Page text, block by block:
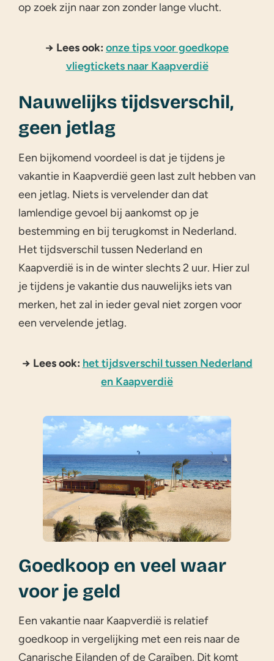
op zoek zijn naar zon zonder lange vlucht.
→ Lees ook: onze tips voor goedkope
vliegtickets naar Kaapverdië
Nauwelijks tijdsverschil,
geen jetlag
Een bijkomend voordeel is dat je tijdens je
vakantie in Kaapverdië geen last zult hebben van
een jetlag. Niets is vervelender dan dat
lamlendige gevoel bij aankomst op je
bestemming en bij terugkomst in Nederland.
Het tijdsverschil tussen Nederland en
Kaapverdië is in de winter slechts 2 uur. Hier zul
je tijdens je vakantie dus nauwelijks iets van
merken, het zal in ieder geval niet zorgen voor
een vervelende jetlag.
→ Lees ook: het tijdsverschil tussen Nederland
en Kaapverdië
Goedkoop en veel waar
voor je geld
Een vakantie naar Kaapverdië is relatief
goedkoop in vergelijking met een reis naar de
Canarische Eilanden of de Caraïben. Dit komt